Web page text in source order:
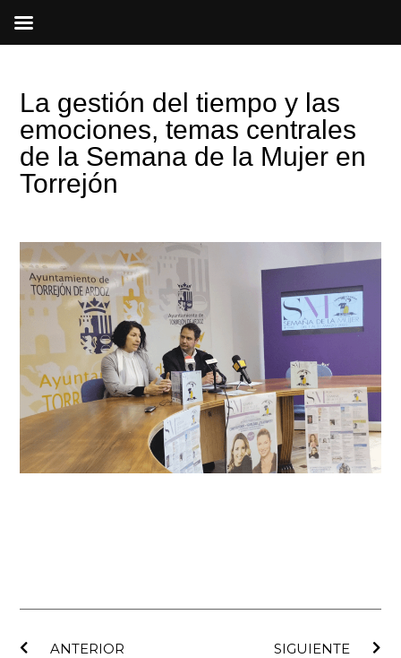
La gestión del tiempo y las
emociones, temas centrales
de la Semana de la Mujer en
Torrejón
ANTERIOR
SIGUIENTE